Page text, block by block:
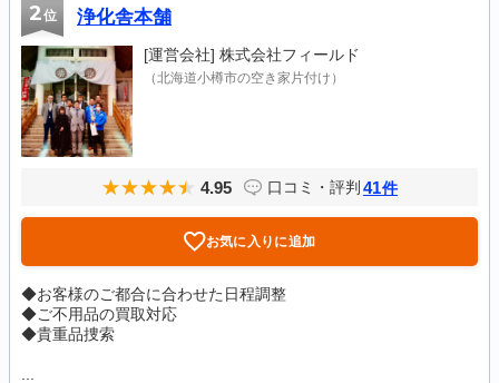
2位 浄化舎本舗
[運営会社] 株式会社フィールド
（北海道小樽市の空き家片付け）
4.95 口コミ・評判 41件
お気に入りに追加
◆お客様のご都合に合わせた日程調整
◆ご不用品の買取対応
◆貴重品捜索